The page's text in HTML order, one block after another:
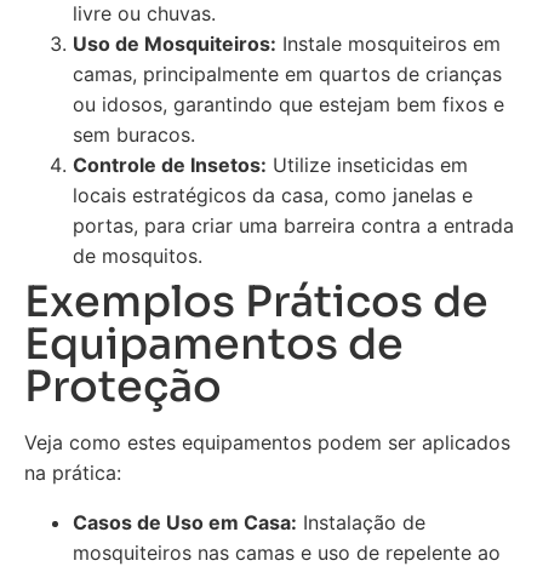
livre ou chuvas.
Uso de Mosquiteiros: Instale mosquiteiros em
camas, principalmente em quartos de crianças
ou idosos, garantindo que estejam bem fixos e
sem buracos.
Controle de Insetos: Utilize inseticidas em
locais estratégicos da casa, como janelas e
portas, para criar uma barreira contra a entrada
de mosquitos.
Exemplos Práticos de
Equipamentos de
Proteção
Veja como estes equipamentos podem ser aplicados
na prática:
Casos de Uso em Casa: Instalação de
mosquiteiros nas camas e uso de repelente ao